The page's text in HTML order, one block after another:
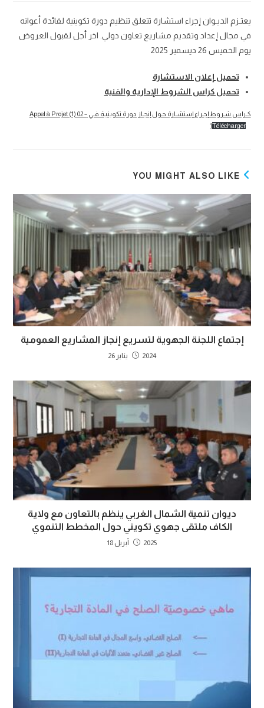
يعتـزم الديـوان إجراء استشارة تتعلق تنظيم دورة تكوينية لفائدة أعوانه
في مجال إعداد وتقديم مشاريع تعاون دولي. اخر أجل لقبول العروض
يوم الخميس 26 ديسمبر 2025
تحميل إعلان الاستشارة
تحميل كراس الشروط الإدارية والفنية
كـراس شـروط إجـراء إستشـارة حـول إنجـاز دورة تكوينيـة فـي Appel à Projet (1) 02 –
1Télécharger
YOU MIGHT ALSO LIKE
إجتماع اللجنة الجهوية لتسريع إنجاز المشاريع العمومية
2024 يناير 26
ديوان تنمية الشمال الغربي ينظم بالتعاون مع ولاية
الكاف ملتقى جهوي تكويني حول المخطط التنموي
2025 أبريل 18